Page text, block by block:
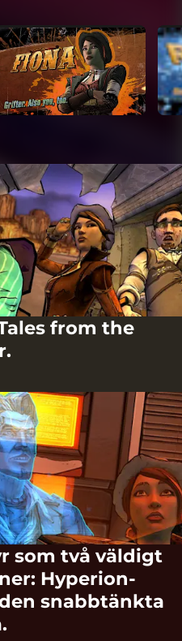
from the
som två väldigt
Hyperion-
snabbtänkta